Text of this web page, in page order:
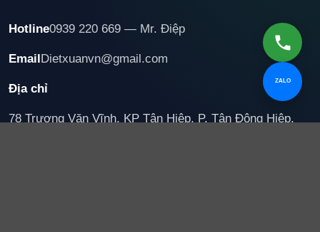
Hotline0939 220 669 — Mr. Điệp
EmailDietxuanvn@gmail.com
Địa chỉ
78 Trương Văn Vĩnh, KP Tân Hiệp, P. Tân Đông Hiệp,
ZALO